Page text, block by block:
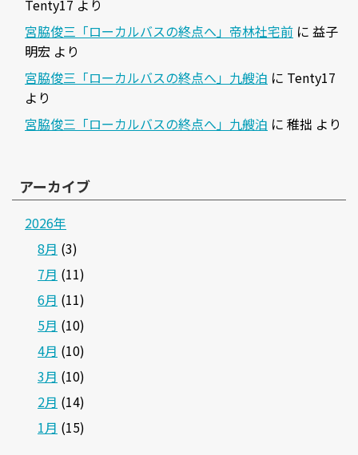
Tenty17 より
宮脇俊三「ローカルバスの終点へ」帝林社宅前 に 益子
明宏 より
宮脇俊三「ローカルバスの終点へ」九艘泊 に Tenty17
より
宮脇俊三「ローカルバスの終点へ」九艘泊 に 稚拙 より
アーカイブ
2026年
8月 (3)
7月 (11)
6月 (11)
5月 (10)
4月 (10)
3月 (10)
2月 (14)
1月 (15)